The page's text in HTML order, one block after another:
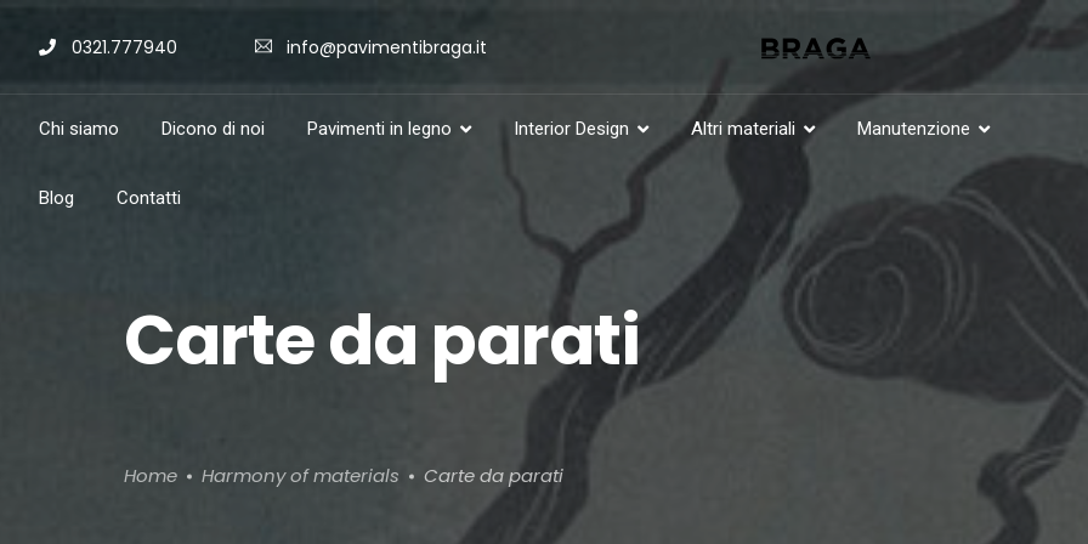
0321.777940 info@pavimentibraga.it
Chi siamo Dicono di noi Pavimenti in legno Interior Design Altri materiali Manutenzione
Blog Contatti
Carte da parati
Home Harmony of materials Carte da parati